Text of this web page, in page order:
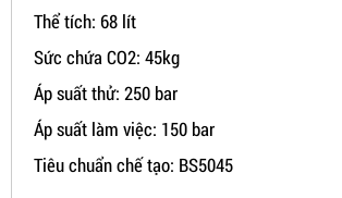
Thể tích: 68 lít
Sức chứa CO2: 45kg
Áp suất thử: 250 bar
Áp suất làm việc: 150 bar
Tiêu chuẩn chế tạo: BS5045